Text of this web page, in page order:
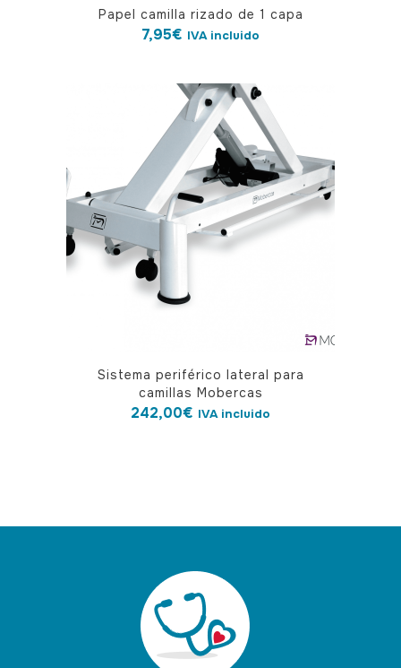
Papel camilla rizado de 1 capa
7,95€ IVA incluido
Sistema periférico lateral para
camillas Mobercas
242,00€ IVA incluido